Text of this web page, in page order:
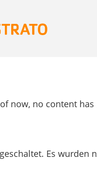
now, no content has
Es wurden